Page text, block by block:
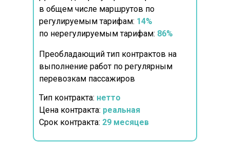
в общем числе маршрутов по
регулируемым тарифам: 14%
по нерегулируемым тарифам: 86%
Преобладающий тип контрактов на
выполнение работ по регулярным
перевозкам пассажиров
Тип контракта: нетто
Цена контракта: реальная
Срок контракта: 29 месяцев